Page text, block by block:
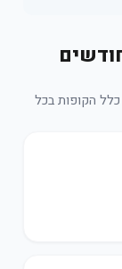
תשואה ענפיים — 12 חודשים
הקופות בכל